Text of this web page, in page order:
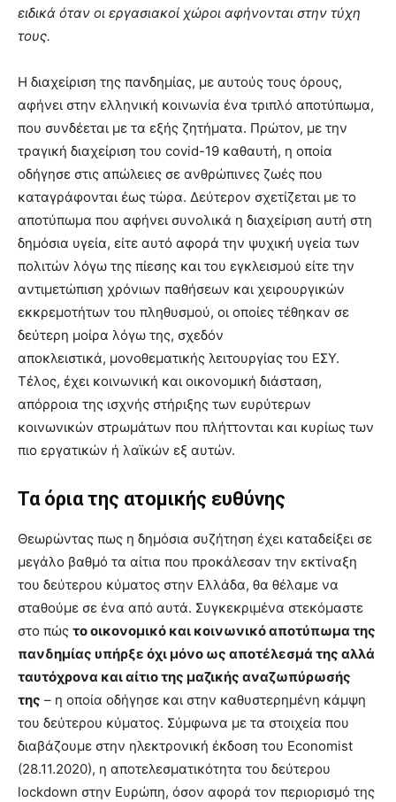
ειδικά όταν οι εργασιακοί χώροι αφήνονται στην τύχη
τους.
Η διαχείριση της πανδημίας, με αυτούς τους όρους,
αφήνει στην ελληνική κοινωνία ένα τριπλό αποτύπωμα,
που συνδέεται με τα εξής ζητήματα. Πρώτον, με την
τραγική διαχείριση του covid-19 καθαυτή, η οποία
οδήγησε στις απώλειες σε ανθρώπινες ζωές που
καταγράφονται έως τώρα. Δεύτερον σχετίζεται με το
αποτύπωμα που αφήνει συνολικά η διαχείριση αυτή στη
δημόσια υγεία, είτε αυτό αφορά την ψυχική υγεία των
πολιτών λόγω της πίεσης και του εγκλεισμού είτε την
αντιμετώπιση χρόνιων παθήσεων και χειρουργικών
εκκρεμοτήτων του πληθυσμού, οι οποίες τέθηκαν σε
δεύτερη μοίρα λόγω της, σχεδόν
αποκλειστικά, μονοθεματικής λειτουργίας του ΕΣΥ.
Τέλος, έχει κοινωνική και οικονομική διάσταση,
απόρροια της ισχνής στήριξης των ευρύτερων
κοινωνικών στρωμάτων που πλήττονται και κυρίως των
πιο εργατικών ή λαϊκών εξ αυτών.
Τα όρια της ατομικής ευθύνης
Θεωρώντας πως η δημόσια συζήτηση έχει καταδείξει σε
μεγάλο βαθμό τα αίτια που προκάλεσαν την εκτίναξη
του δεύτερου κύματος στην Ελλάδα, θα θέλαμε να
σταθούμε σε ένα από αυτά. Συγκεκριμένα στεκόμαστε
στο πώς το οικονομικό και κοινωνικό αποτύπωμα της
πανδημίας υπήρξε όχι μόνο ως αποτέλεσμά της αλλά
ταυτόχρονα και αίτιο της μαζικής αναζωπύρωσής
της – η οποία οδήγησε και στην καθυστερημένη κάμψη
του δεύτερου κύματος. Σύμφωνα με τα στοιχεία που
διαβάζουμε στην ηλεκτρονική έκδοση του Economist
(28.11.2020), η αποτελεσματικότητα του δεύτερου
lockdown στην Ευρώπη, όσον αφορά τον περιορισμό της